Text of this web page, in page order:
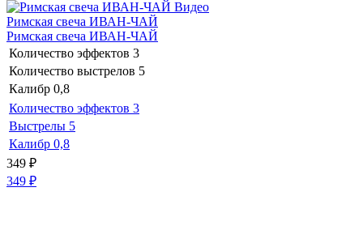
Видео
Римская свеча ИВАН-ЧАЙ
Римская свеча ИВАН-ЧАЙ
Количество эффектов 3
Количество выстрелов 5
Калибр 0,8
Количество эффектов 3
Выстрелы 5
Калибр 0,8
349 ₽
349 ₽